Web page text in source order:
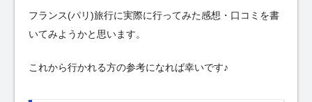
フランス(パリ)旅行に実際に行ってみた感想・口コミを書
いてみようかと思います。
これから行かれる方の参考になれば幸いです♪